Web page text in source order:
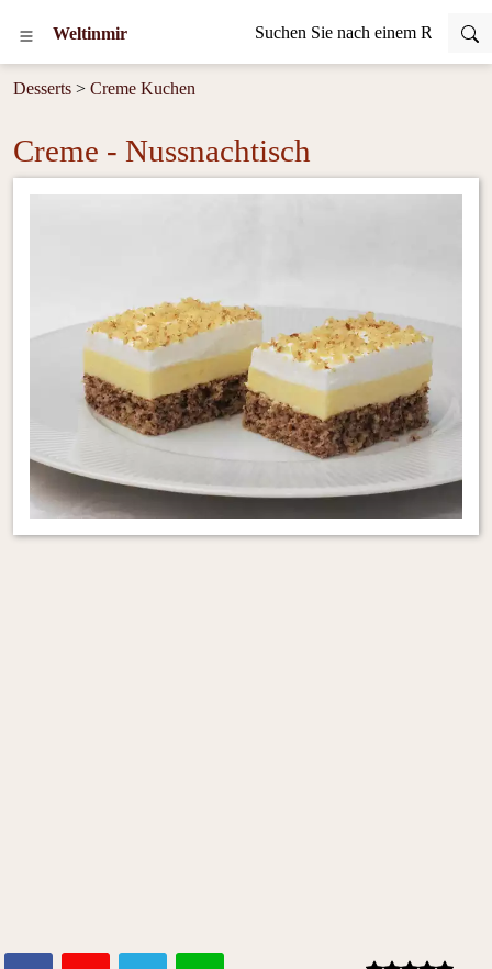
Weltinmir
Desserts > Creme Kuchen
Creme - Nussnachtisch